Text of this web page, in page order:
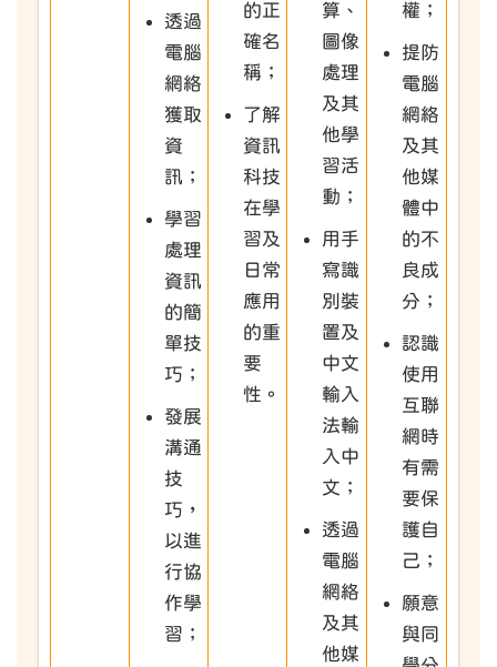
透過
電腦
網絡
獲取
資
訊；
學習
處理
資訊
的簡
單技
巧；
發展
溝通
技
巧，
以進
行協
作學
習；
的正
確名
稱；
了解
資訊
科技
在學
習及
日常
應用
的重
要
性。
算、
圖像
處理
及其
他學
習活
動；
用手
寫識
別裝
置及
中文
輸入
法輸
入中
文；
透過
電腦
網絡
及其
他媒
權；
提防
電腦
網絡
及其
他媒
體中
的不
良成
分；
認識
使用
互聯
網時
有需
要保
護自
己；
願意
與同